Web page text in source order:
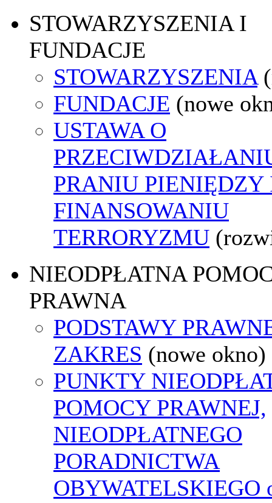
STOWARZYSZENIA I
FUNDACJE
STOWARZYSZENIA
FUNDACJE (nowe
USTAWA O
PRANIU PIENIĘDZY
FINANSOWANIU
TERRORYZMU
NIEODPŁATNA
PRAWNA
PODSTAWY
ZAKRES (nowe okno)
PUNKTY
POMOCY PRAWNEJ,
NIEODPŁATNEGO
PORADNICTWA
OBYWATELSKIEGO